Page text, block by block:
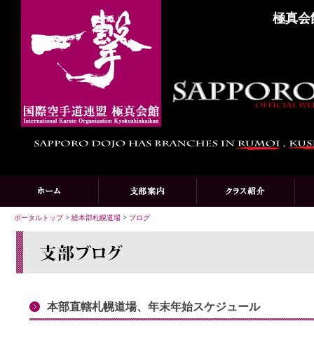
極真会
ポータルトップ> 総本部札幌道場 > ブログ
本部直轄札幌道場、年末年始スケジュール